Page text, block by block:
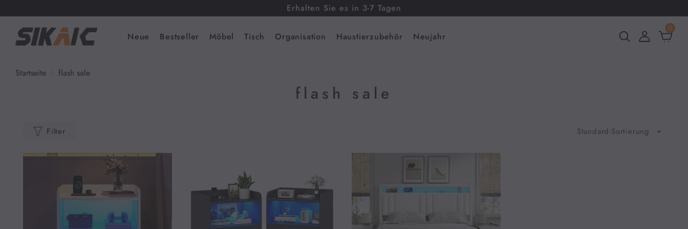
Erhalten Sie es in 3-7 Tagen
Neue Bestseller Möbel Tisch Organisation Haustierzubehör Neujahr
0
Startseite flash sale
flash sale
Filter Standard-Sortierung
Kategorien